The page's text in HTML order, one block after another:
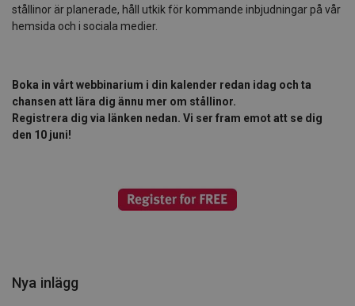
stållinor är planerade, håll utkik för kommande inbjudningar på vår
hemsida och i sociala medier.
Boka in vårt webbinarium i din kalender redan idag och ta
chansen att lära dig ännu mer om stållinor.
Registrera dig via länken nedan. Vi ser fram emot att se dig
den 10 juni!
Nya inlägg